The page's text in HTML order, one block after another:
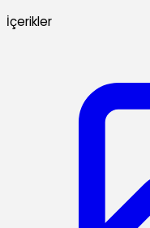
İçerikler